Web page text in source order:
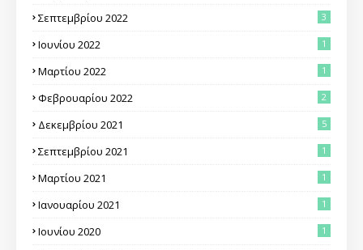
Σεπτεμβρίου 2022 3
Ιουνίου 2022 1
Μαρτίου 2022 1
Φεβρουαρίου 2022 2
Δεκεμβρίου 2021 5
Σεπτεμβρίου 2021 1
Μαρτίου 2021 1
Ιανουαρίου 2021 1
Ιουνίου 2020 1